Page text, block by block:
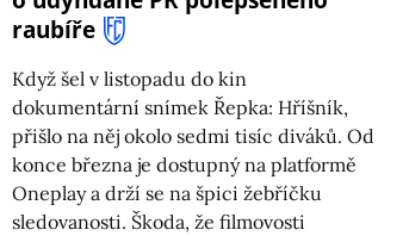
raubíře
Když šel v listopadu do kin
dokumentární snímek Řepka: Hříšník,
přišlo na něj okolo sedmi tisíc diváků. Od
konce března je dostupný na platformě
Oneplay a drží se na špici žebříčku
sledovanosti. Škoda, že filmovosti